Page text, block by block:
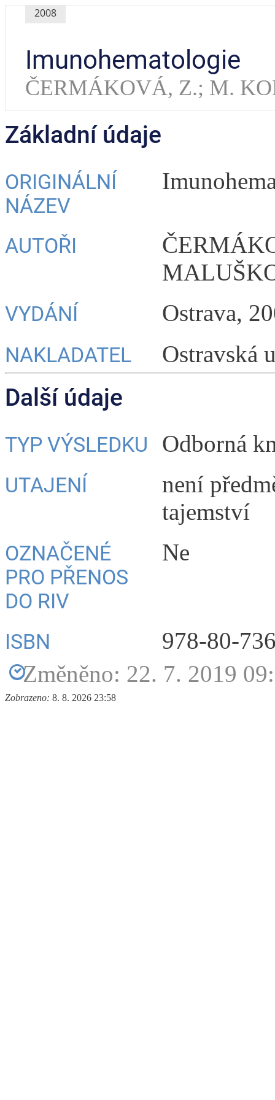
2008
Imunohematologie
ČERMÁKOVÁ, Z.; M.
Základní údaje
ORIGINÁLNÍ
NÁZEV
AUTOŘI
VYDÁNÍ Ostrava,
NAKLADATEL Ostravská
Další údaje
TYP VÝSLEDKU Odborná
UTAJENÍ
není
tajemství
OZNAČENÉ
PRO PŘENOS
DO RIV
Ne
ISBN
978-80-
Změněno: 22. 7. 2019
Zobrazeno: 8. 8. 2026 23:58